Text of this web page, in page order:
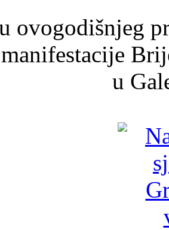
ovogodišnjeg
u